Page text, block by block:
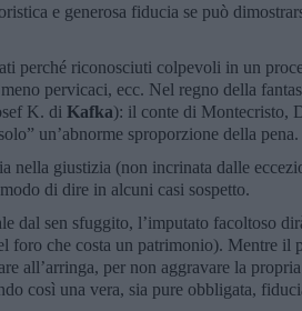
e generosa fiducia se può
perché riconosciuti colpevoli in un
pervicaci, ecc. Nel regno della
K. di Kafka): il conte di Montecristo,
un’abnorme sproporzione della pena.
nella giustizia (non incrinata dalle
di dire in alcuni casi sospetto.
dal sen sfuggito, l’imputato facoltoso
foro che costa un patrimonio). Mentre il
all’arringa, per non aggravare la
così una vera, sia pure obbligata,